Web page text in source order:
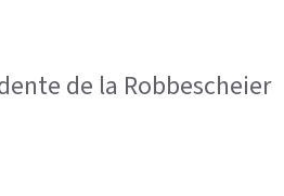
de la Robbescheier